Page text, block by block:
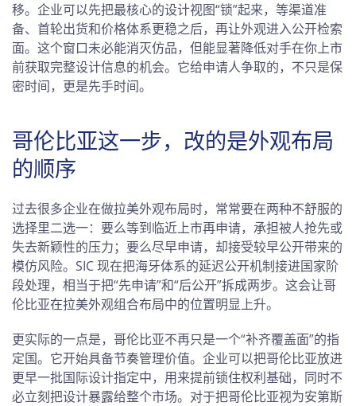
移。企业可以先把最核心的设计视图“锁”起来，等渠道准
备、首轮出货和价格体系更稳之后，再让外观进入公开检索
面。这个窗口未必能消灭仿品，但能显著降低对手在你上市
前获取完整设计信息的机会。它给申请人争取的，不只是保
密时间，更是先手时间。
哥伦比亚这一步，改的是外观布局
的顺序
过去很多企业在做拉美外观布局时，常常要在两种不舒服的
选择里二选一：要么等到临近上市再申请，承担被人抢先或
失去新颖性的压力；要么尽早申请，却接受较早公开带来的
模仿风险。SIC 现在把海牙体系的延迟公开机制接进国家阶
段处理，相当于把“先申请”和“后公开”拆成两步。这会让哥
伦比亚在拉美外观组合布局中的位置明显上升。
更实际的一点是，哥伦比亚不再只是一个“补齐覆盖面”的指
定国。它开始具备节奏管理价值。企业可以把哥伦比亚放进
更早一批国际设计指定中，用来提前锁住权利基础，同时不
必立刻把设计暴露给整个市场。对于把哥伦比亚视为安第斯